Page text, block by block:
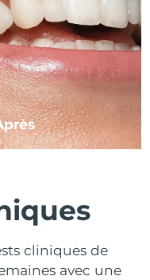
cliniques de
avec une